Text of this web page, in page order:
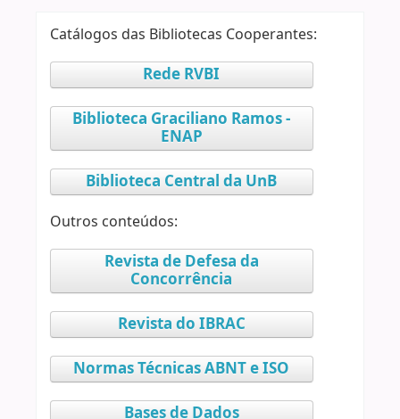
Catálogos das Bibliotecas Cooperantes:
Rede RVBI
Biblioteca Graciliano Ramos -
ENAP
Biblioteca Central da UnB
Outros conteúdos:
Revista de Defesa da
Concorrência
Revista do IBRAC
Normas Técnicas ABNT e ISO
Bases de Dados